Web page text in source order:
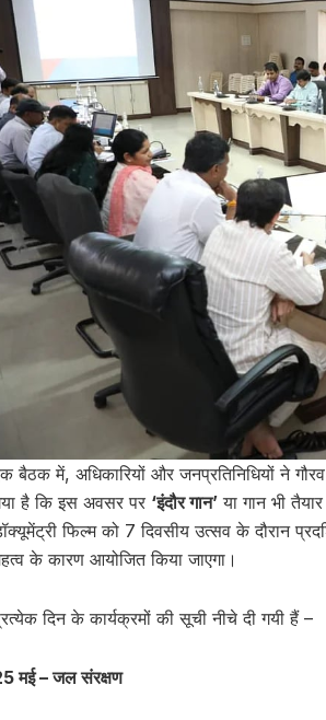
बैठक में, अधिकारियों और जनप्रतिनिधियों ने
है कि इस अवसर पर ‘इंदौर गान’ या गान भी
फिल्म को 7 दिवसीय उत्सव के दौरान
के कारण आयोजित किया जाएगा।
दिन के कार्यक्रमों की सूची नीचे दी गयी हैं –
मई – जल संरक्षण